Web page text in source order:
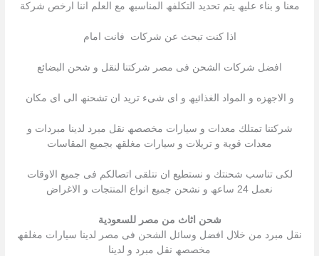
معنا و بناء علیھ یتم تحدید التكلفھ المناسبھ مع العلم اننا ارخص شركة
اذا كنت تبحث عن شركات فانت امام
افضل شركات الشحن فى مصر شركتنا لنقل و شحن البضائع
و الاجھزه و المواد الغذائیھ و اى شىء ترید ان تشحنھ الى اى مكان
شركتنا تمتلك معدات و سیارات مخصصھ نقل مبرد لدینا مبردات و
معدات قویة و تریلات و سیارات مغلقھ بجمیع المقاسات
لكى تناسب شحنتك و نستطیع ان نتلقى اتصالكم فى جمیع الاوقات
نعمل 24 ساعھ و نشحن جمیع انواع المنتجات و الاغراض
شحن اثاث من مصر للسعودية
نقل مبرد من خلال افضل وسائل الشحن فى مصر لدینا سیارات مغلقھ
مخصصھ نقل مبرد و لدینا